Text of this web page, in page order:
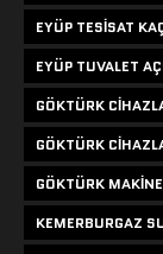
EYÜP TESISAT
EYÜP TUVALET
GÖKTÜRK
GÖKTÜRK
GÖKTÜRK
KEMERBURGAZ